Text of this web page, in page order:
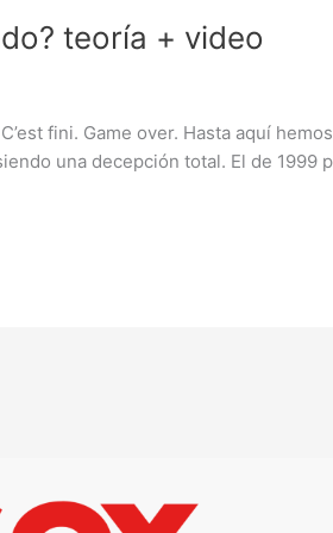
teoría + video
fini. Game over. Hasta aquí
una decepción total. El de